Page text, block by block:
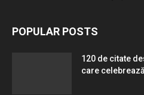
POPULAR POSTS
120 de citate
care